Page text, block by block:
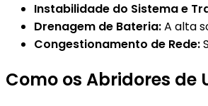
Instabilidade do Sistema e
Drenagem de Bateria:A alta
Congestionamento de Rede:
Como os Abridores de